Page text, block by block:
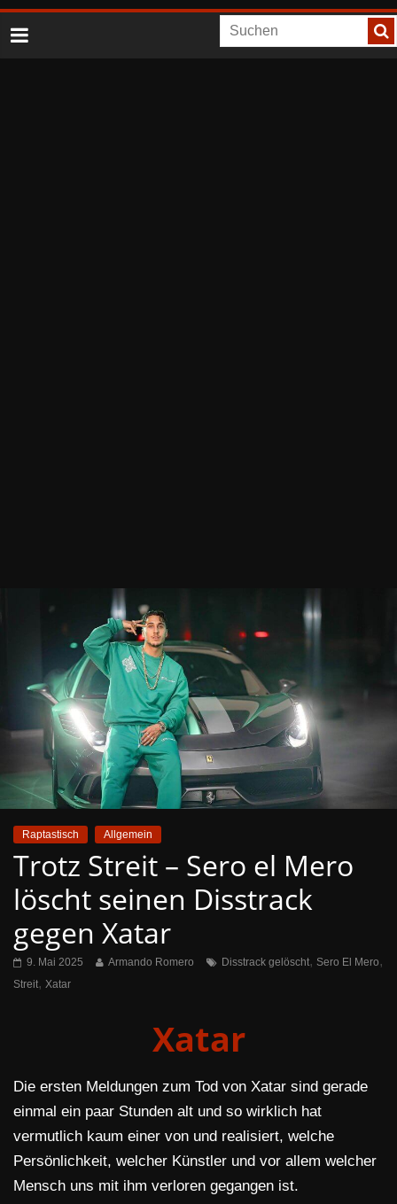
Raptastisch Allgemein
Trotz Streit – Sero el Mero
löscht seinen Disstrack
gegen Xatar
9. Mai 2025 Armando Romero Disstrack gelöscht, Sero El Mero,
Streit, Xatar
Xatar
Die ersten Meldungen zum Tod von Xatar sind gerade
einmal ein paar Stunden alt und so wirklich hat
vermutlich kaum einer von und realisiert, welche
Persönlichkeit, welcher Künstler und vor allem welcher
Mensch uns mit ihm verloren gegangen ist.